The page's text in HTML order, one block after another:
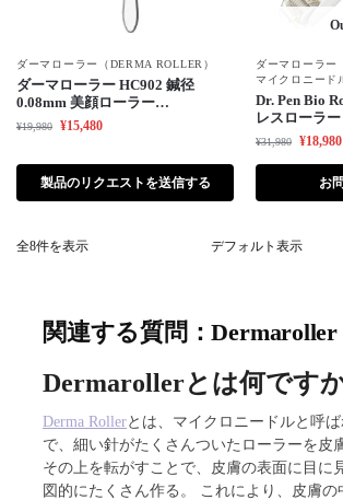
ダーマローラー（DERMA ROLLER）
ダーマローラー HC902 鍼径
0.08mm 美顔ローラー
【Dermaroller GmbH 正規品】
顔・首・育毛 ダーマペン
¥19,980 ¥15,480
製品のリクエストを送信する
ダーマローラー
マイクロニード
Dr. Pen Bio
レスローラ
レー美顔器、
¥31,980 ¥18,980
お
全8件を表示
関連する質問：Dermaroller
Dermarollerとは何です
Derma Rollerとは、マイクロニードルと呼
で、細い針がたくさんついたローラーを皮
その上を転がすことで、皮膚の表面に目に
図的にたくさん作る。 これにより、皮膚の